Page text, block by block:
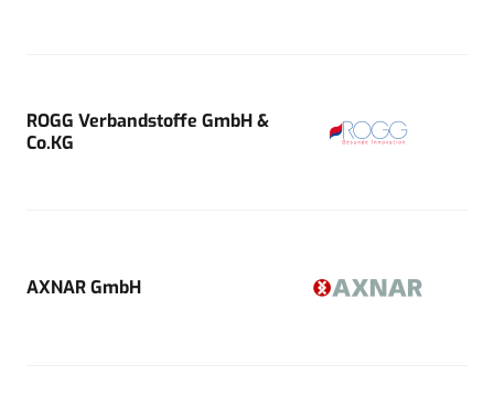
ROGG Verbandstoffe GmbH &
Co.KG
AXNAR GmbH